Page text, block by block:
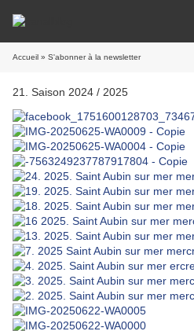
Accueil » S'abonner à la newsletter
21. Saison 2024 / 2025